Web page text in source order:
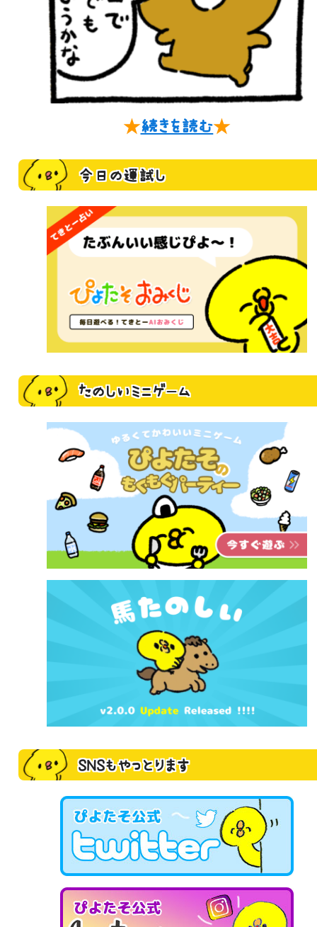
★続きを読む★
今日の運試し
たのしいミニゲーム
SNSもやっとります